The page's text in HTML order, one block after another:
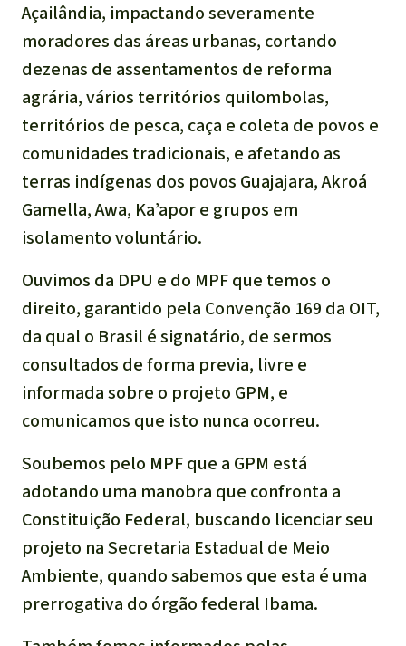
Açailândia, impactando severamente
moradores das áreas urbanas, cortando
dezenas de assentamentos de reforma
agrária, vários territórios quilombolas,
territórios de pesca, caça e coleta de povos e
comunidades tradicionais, e afetando as
terras indígenas dos povos Guajajara, Akroá
Gamella, Awa, Ka’apor e grupos em
isolamento voluntário.
Ouvimos da DPU e do MPF que temos o
direito, garantido pela Convenção 169 da OIT,
da qual o Brasil é signatário, de sermos
consultados de forma previa, livre e
informada sobre o projeto GPM, e
comunicamos que isto nunca ocorreu.
Soubemos pelo MPF que a GPM está
adotando uma manobra que confronta a
Constituição Federal, buscando licenciar seu
projeto na Secretaria Estadual de Meio
Ambiente, quando sabemos que esta é uma
prerrogativa do órgão federal Ibama.